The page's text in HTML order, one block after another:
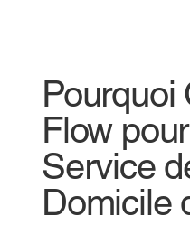
Pourquoi
Flow
Service
Domicile